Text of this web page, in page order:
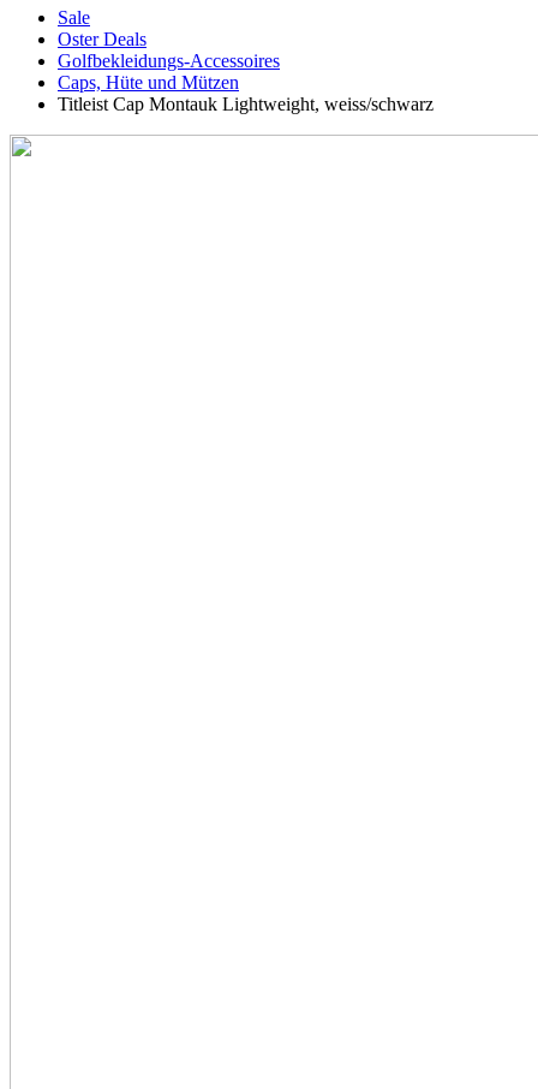
Sale
Oster Deals
Golfbekleidungs-Accessoires
Caps, Hüte und Mützen
Titleist Cap Montauk Lightweight, weiss/schwarz